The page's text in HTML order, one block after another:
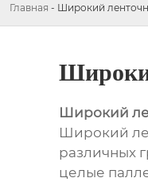
Главная - Широкий
Широкий
Широкий
различных
целые